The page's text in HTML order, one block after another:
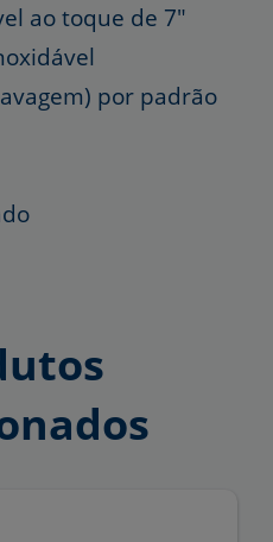
ao toque de 7″
por padrão